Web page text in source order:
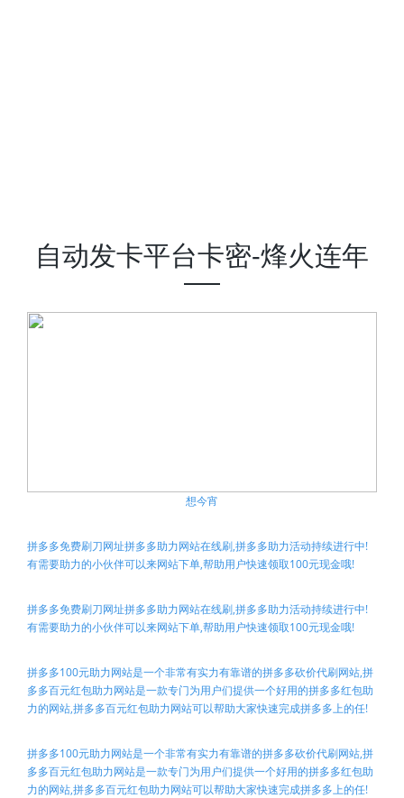
自动发卡平台卡密-烽火连年
想今宵
拼多多免费刷刀网址拼多多助力网站在线刷,拼多多助力活动持续进行中!
有需要助力的小伙伴可以来网站下单,帮助用户快速领取100元现金哦!
拼多多免费刷刀网址拼多多助力网站在线刷,拼多多助力活动持续进行中!
有需要助力的小伙伴可以来网站下单,帮助用户快速领取100元现金哦!
拼多多100元助力网站是一个非常有实力有靠谱的拼多多砍价代刷网站,拼
多多百元红包助力网站是一款专门为用户们提供一个好用的拼多多红包助
力的网站,拼多多百元红包助力网站可以帮助大家快速完成拼多多上的任!
拼多多100元助力网站是一个非常有实力有靠谱的拼多多砍价代刷网站,拼
多多百元红包助力网站是一款专门为用户们提供一个好用的拼多多红包助
力的网站,拼多多百元红包助力网站可以帮助大家快速完成拼多多上的任!